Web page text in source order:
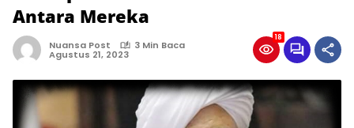
Antara Mereka
Nuansa Post 3 Min Baca
Agustus 21, 2023
18